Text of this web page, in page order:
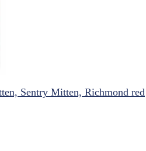
Sentry Mitten, Richmond red